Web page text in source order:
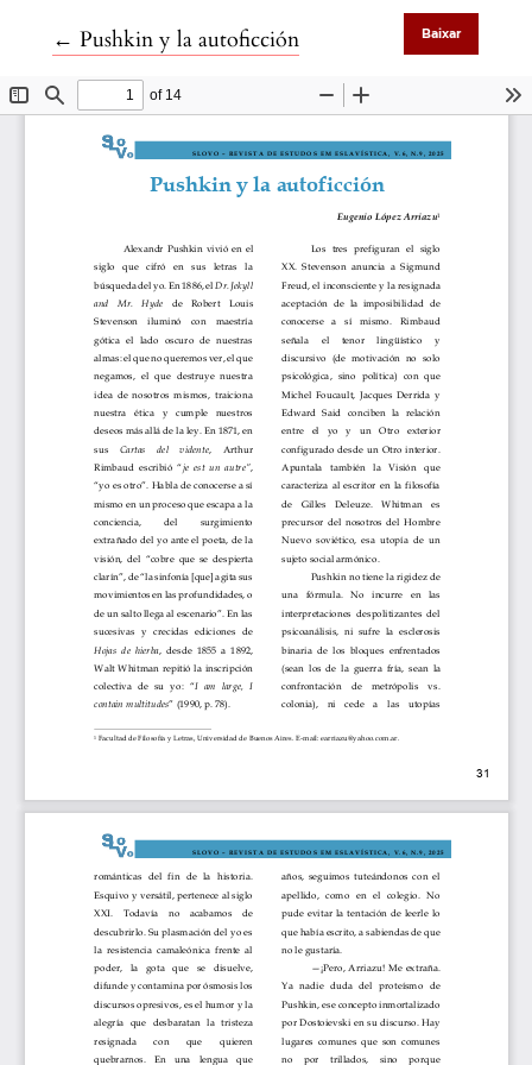
← Voltar aos Detalhes do Artigo
Pushkin y la autoficción Baixar